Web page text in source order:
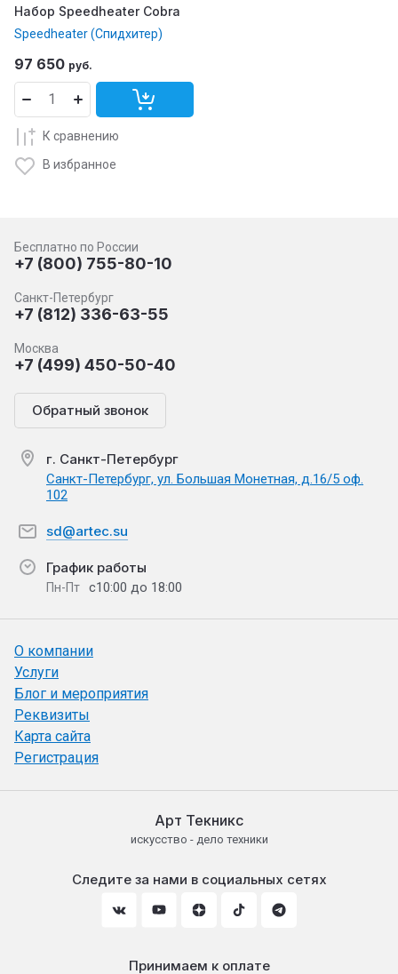
Набор Speedheater Cobra
Speedheater (Спидхитер)
97 650 руб.
К сравнению
В избранное
Бесплатно по России
+7 (800) 755-80-10
Санкт-Петербург
+7 (812) 336-63-55
Москва
+7 (499) 450-50-40
Обратный звонок
г. Санкт-Петербург
Санкт-Петербург, ул. Большая Монетная, д.16/5 оф.
102
sd@artec.su
График работы
Пн-Пт с10:00 до 18:00
О компании
Услуги
Блог и мероприятия
Реквизиты
Карта сайта
Регистрация
Арт Текникс
искусство - дело техники
Следите за нами в социальных сетях
Принимаем к оплате